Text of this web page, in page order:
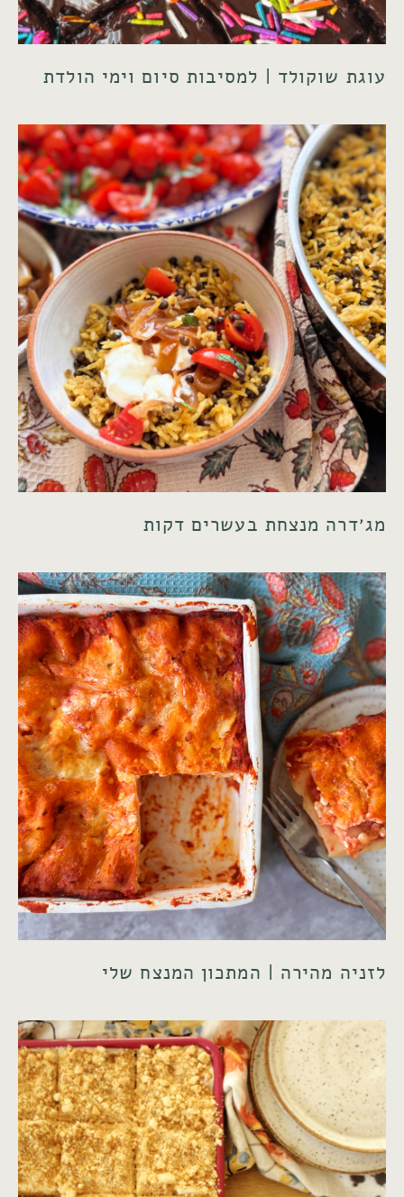
עוגת שוקולד | למסיבות סיום וימי הולדת
מג׳דרה מנצחת בעשרים דקות
לזניה מהירה | המתכון המנצח שלי